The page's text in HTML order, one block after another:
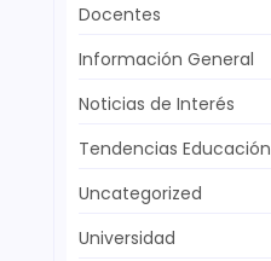
Docentes
Información General
Noticias de Interés
Tendencias Educación
Uncategorized
Universidad